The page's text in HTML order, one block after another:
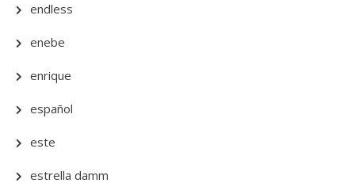
endless
enebe
enrique
español
este
estrella damm